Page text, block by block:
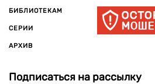
БИБЛИОТЕКАМ
СЕРИИ
АРХИВ
Подписаться на рассылку